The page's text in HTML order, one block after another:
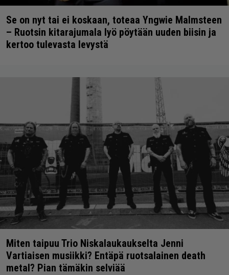
Se on nyt tai ei koskaan, toteaa Yngwie Malmsteen
– Ruotsin kitarajumala lyö pöytään uuden biisin ja
kertoo tulevasta levystä
Miten taipuu Trio Niskalaukaukselta Jenni
Vartiaisen musiikki? Entäpä ruotsalainen death
metal? Pian tämäkin selviää